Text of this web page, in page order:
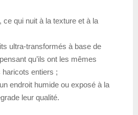
ce qui nuit à la texture et à la
ultra-transformés à base de
qu’ils ont les mêmes
haricots entiers ;
endroit humide ou exposé à la
leur qualité.